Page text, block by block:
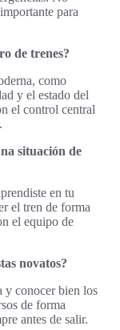
para
de trenes?
como
y el estado del
el control central
situación de
en tu
el tren de forma
el equipo de
novatos?
y conocer bien los
de forma
antes de salir.